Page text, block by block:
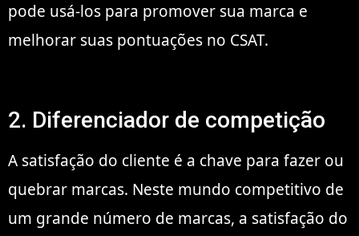
pode usá-los para promover sua marca e
melhorar suas pontuações no CSAT.
2. Diferenciador de competição
A satisfação do cliente é a chave para fazer ou
quebrar marcas. Neste mundo competitivo de
um grande número de marcas, a satisfação do